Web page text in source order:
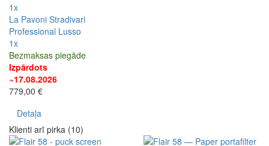
1x
La Pavoni Stradivari
Professional Lusso
1x
Bezmaksas piegāde
Izpārdots
~17.08.2026
779,00 €
Detaļa
Klienti arī pirka (10)